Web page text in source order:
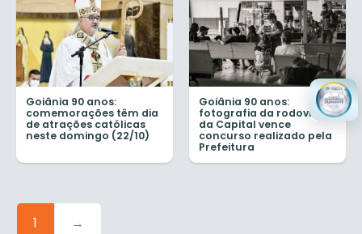
Goiânia 90 anos:
comemorações têm dia
de atrações católicas
neste domingo (22/10)
Goiânia 90 anos:
fotografia da rodoviária
da Capital vence
concurso realizado pela
Prefeitura
1 →